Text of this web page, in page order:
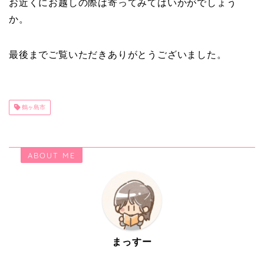
お近くにお越しの際は寄ってみてはいかがでしょう
か。
最後までご覧いただきありがとうございました。
鶴ヶ島市
ABOUT ME
まっすー